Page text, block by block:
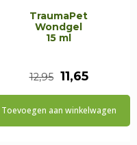
TraumaPet
Wondgel
15 ml
12,95
prijs
11,65Huidige
prijs
Toevoegen aan winkelwagen